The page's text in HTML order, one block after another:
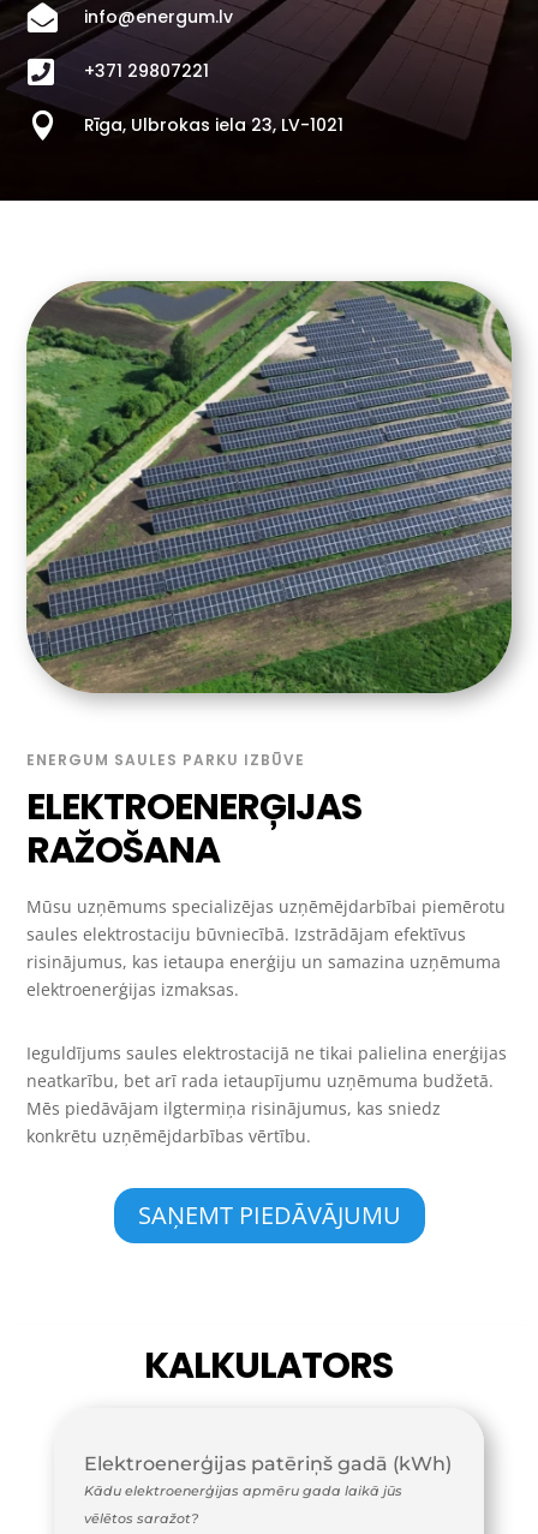
 info@energum.lv
 +371 29807221
 Rīga, Ulbrokas iela 23, LV-1021
ENERGUM SAULES PARKU IZBŪVE
ELEKTROENERĢIJAS
RAŽOŠANA
Mūsu uzņēmums specializējas uzņēmējdarbībai piemērotu
saules elektrostaciju būvniecībā. Izstrādājam efektīvus
risinājumus, kas ietaupa enerģiju un samazina uzņēmuma
elektroenerģijas izmaksas.
Ieguldījums saules elektrostacijā ne tikai palielina enerģijas
neatkarību, bet arī rada ietaupījumu uzņēmuma budžetā.
Mēs piedāvājam ilgtermiņa risinājumus, kas sniedz
konkrētu uzņēmējdarbības vērtību.
SAŅEMT PIEDĀVĀJUMU
KALKULATORS
Elektroenerģijas patēriņš gadā (kWh)
Kādu elektroenerģijas apmēru gada laikā jūs
vēlētos saražot?